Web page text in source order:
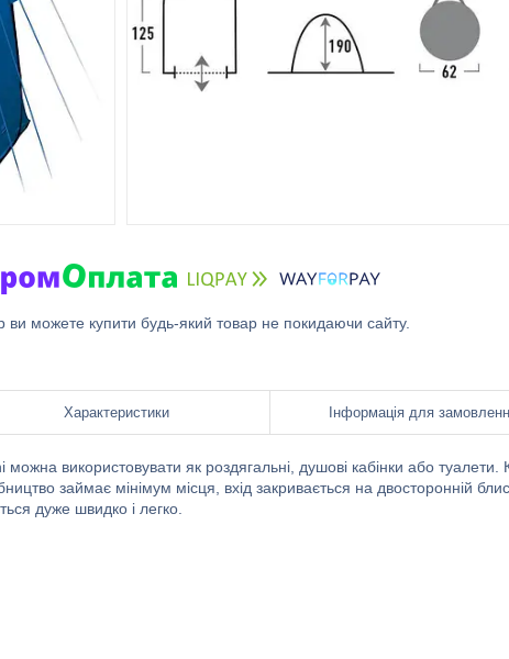
ви можете купити будь-який товар не покидаючи сайту.
Характеристики Інформація для
використовувати як роздягальні, душові кабінки або туалети.
займає мінімум місця, вхід закривається на двосторонній
дуже швидко і легко.